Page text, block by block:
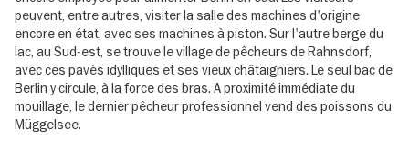
peuvent, entre autres, visiter la salle des machines d'origine
encore en état, avec ses machines à piston. Sur l'autre berge du
lac, au Sud-est, se trouve le village de pêcheurs de Rahnsdorf,
avec ces pavés idylliques et ses vieux châtaigniers. Le seul bac de
Berlin y circule, à la force des bras. A proximité immédiate du
mouillage, le dernier pêcheur professionnel vend des poissons du
Müggelsee.